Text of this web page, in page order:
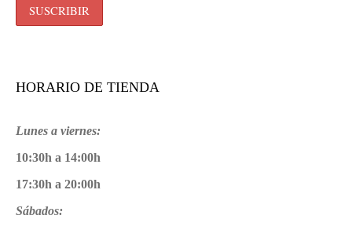
HORARIO DE TIENDA
Lunes a viernes:
10:30h a 14:00h
17:30h a 20:00h
Sábados: